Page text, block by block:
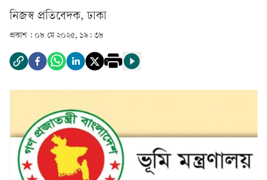
নিজস্ব প্রতিবেদক, ঢাকা
প্রকাশ : ০৮ মে ২০২৫, ১৯: ৩৮